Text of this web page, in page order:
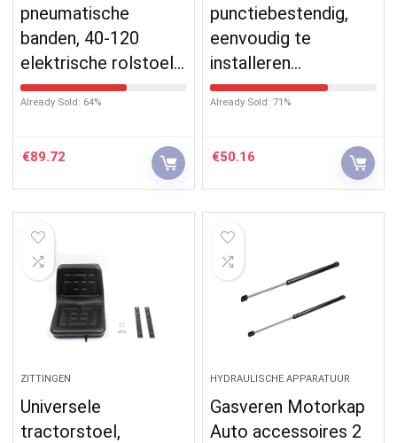
pneumatische
banden, 40-120
elektrische rolstoel…
Already Sold: 64%
€89.72
punctiebestendig,
eenvoudig te
installeren…
Already Sold: 71%
€50.16
ZITTINGEN
Universele
tractorstoel,
HYDRAULISCHE APPARATUUR
Gasveren Motorkap
Auto accessoires 2